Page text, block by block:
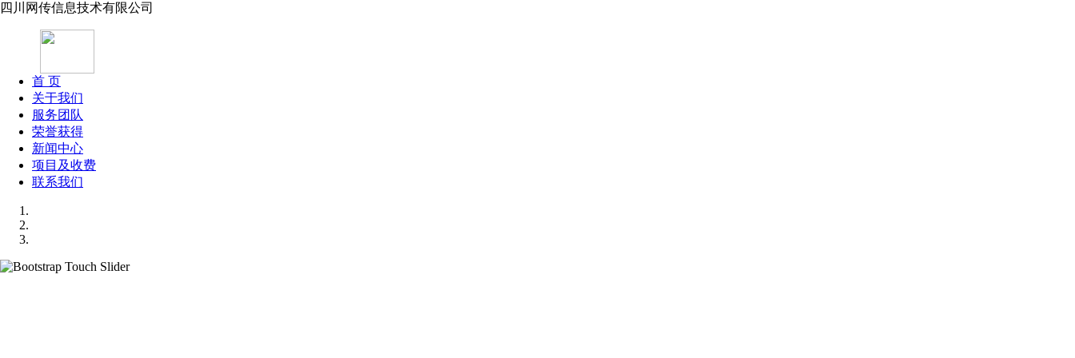
四川网传信息技术有限公司
首 页
关于我们
服务团队
荣誉获得
新闻中心
项目及收费
联系我们